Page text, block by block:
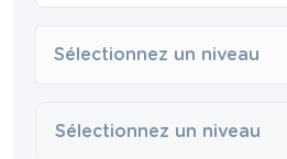
Sélectionnez un niveau